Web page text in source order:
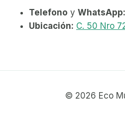
Telefono y WhatsApp:
Ubicación: C. 50 Nro
© 2026 Eco